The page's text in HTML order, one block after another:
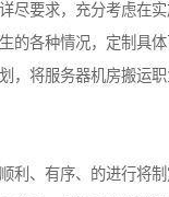
尽要求，充分考虑在
的各种情况，定制具
，将服务器机房搬运
利、有序、的进行将